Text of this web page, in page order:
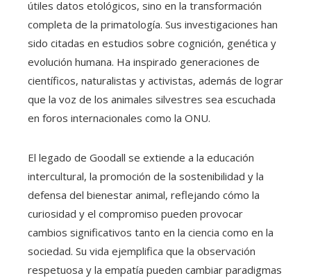
útiles datos etológicos, sino en la transformación
completa de la primatología. Sus investigaciones han
sido citadas en estudios sobre cognición, genética y
evolución humana. Ha inspirado generaciones de
científicos, naturalistas y activistas, además de lograr
que la voz de los animales silvestres sea escuchada
en foros internacionales como la ONU.
El legado de Goodall se extiende a la educación
intercultural, la promoción de la sostenibilidad y la
defensa del bienestar animal, reflejando cómo la
curiosidad y el compromiso pueden provocar
cambios significativos tanto en la ciencia como en la
sociedad. Su vida ejemplifica que la observación
respetuosa y la empatía pueden cambiar paradigmas